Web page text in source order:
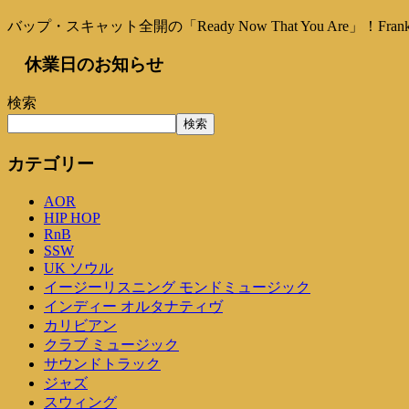
バップ・スキャット全開の「Ready Now That You Are」！
休業日のお知らせ
検索
検索
カテゴリー
AOR
HIP HOP
RnB
SSW
UK ソウル
イージーリスニング モンドミュージック
インディー オルタナティヴ
カリビアン
クラブ ミュージック
サウンドトラック
ジャズ
スウィング